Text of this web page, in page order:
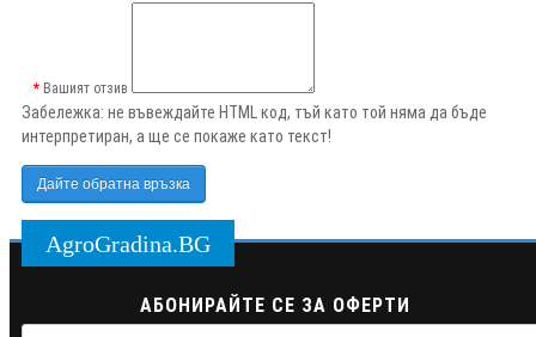
Вашият отзив
Забележка: не въвеждайте HTML код, тъй като той няма да бъде
интерпретиран, а ще се покаже като текст!
Дайте обратна връзка
AgroGradina.BG
АБОНИРАЙТЕ СЕ ЗА ОФЕРТИ